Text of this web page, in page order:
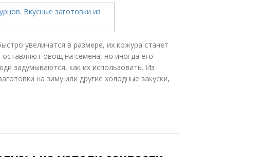
увеличатся в размере, их кожура станет
овощ на семена, но иногда его
задумываются, как их использовать. Из
на зиму или другие холодные закуски,